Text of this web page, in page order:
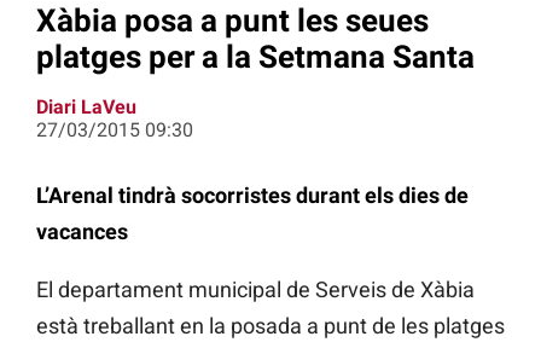
Xàbia posa a punt les seues
platges per a la Setmana Santa
Diari LaVeu
27/03/2015 09:30
L’Arenal tindrà socorristes durant els dies de
vacances
El departament municipal de Serveis de Xàbia
està treballant en la posada a punt de les platges